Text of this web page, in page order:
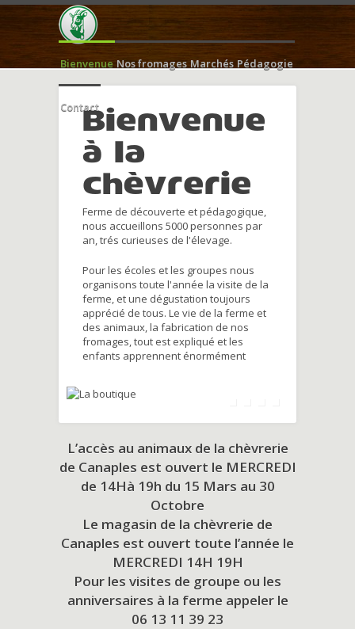
Bienvenue Nos fromages Marchés Pédagogie
ContactBienvenue
à la
chèvrerie
Ferme de découverte et pédagogique,
nous accueillons 5000 personnes par
an, trés curieuses de l'élevage.
Pour les écoles et les groupes nous
organisons toute l'année la visite de la
ferme, et une dégustation toujours
apprécié de tous. Le vie de la ferme et
des animaux, la fabrication de nos
fromages, tout est expliqué et les
enfants apprennent énormément
L’accès au animaux de la chèvrerie
de Canaples est ouvert le MERCREDI
de 14Hà 19h du 15 Mars au 30
Octobre
Le magasin de la chèvrerie de
Canaples est ouvert toute l’année le
MERCREDI 14H 19H
Pour les visites de groupe ou les
anniversaires à la ferme appeler le
06 13 11 39 23